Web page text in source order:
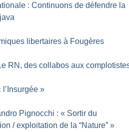
: Continuons de défendre la
libertaires à Fougères
RN, des collabos aux
l’Insurgée »
Pignocchi : « Sortir du
/ exploitation de la “Nature” »